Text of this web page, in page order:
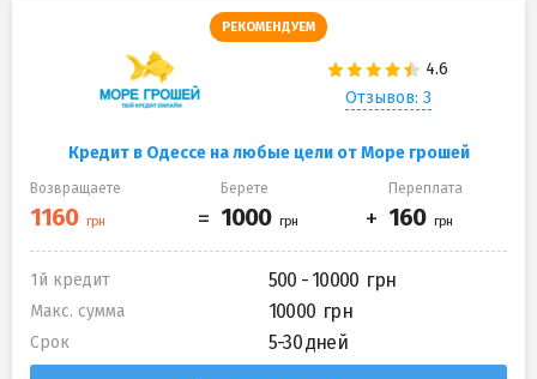
РЕКОМЕНДУЕМ
Отзывов: 3
Кредит в Одессе на любые цели от Море грошей
Возвращаете Берете Переплата
1й кредит 500 - 10000
Макс. сумма 10000
Срок 5-30 дней